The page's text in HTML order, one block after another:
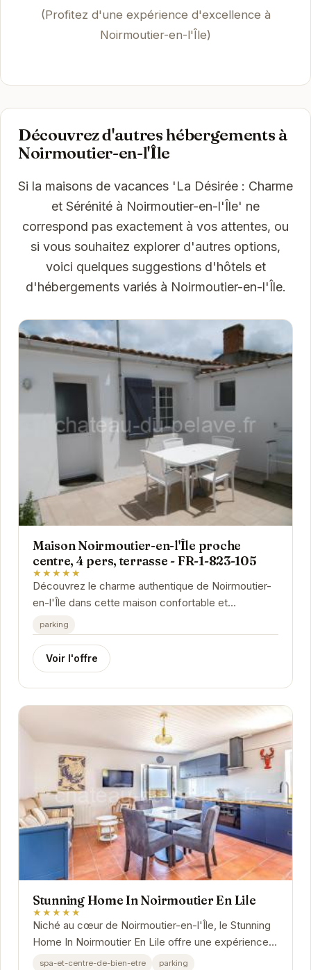
(Profitez d'une expérience d'excellence à
Noirmoutier-en-l'Île)
Découvrez d'autres hébergements à
Noirmoutier-en-l'Île
Si la maisons de vacances 'La Désirée : Charme
et Sérénité à Noirmoutier-en-l'Île' ne
correspond pas exactement à vos attentes, ou
si vous souhaitez explorer d'autres options,
voici quelques suggestions d'hôtels et
d'hébergements variés à Noirmoutier-en-l'Île.
Maison Noirmoutier-en-l'Île proche
centre, 4 pers, terrasse - FR-1-823-105
★★★★★
Découvrez le charme authentique de Noirmoutier-
en-l'Île dans cette maison confortable et
idéalement située. À proximité du centre-ville et
de...
parking
Voir l'offre
Stunning Home In Noirmoutier En Lile
★★★★★
Niché au cœur de Noirmoutier-en-l'Île, le Stunning
Home In Noirmoutier En Lile offre une expérience
unique alliant confort moderne et charme...
spa-et-centre-de-bien-etre
parking